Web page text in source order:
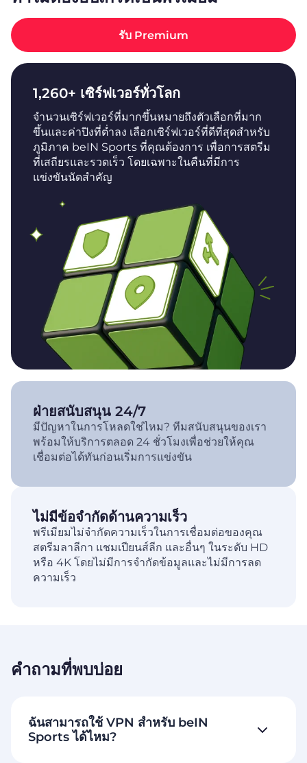
รับ Premium
1,260+ เซิร์ฟเวอร์ทั่วโลก
จำนวนเซิร์ฟเวอร์ที่มากขึ้นหมายถึงตัวเลือกที่มาก
ขึ้นและค่าปิงที่ต่ำลง เลือกเซิร์ฟเวอร์ที่ดีที่สุดสำหรับ
ภูมิภาค beIN Sports ที่คุณต้องการ เพื่อการสตรีม
ที่เสถียรและรวดเร็ว โดยเฉพาะในคืนที่มีการ
แข่งขันนัดสำคัญ
ฝ่ายสนับสนุน 24/7
มีปัญหาในการโหลดใช่ไหม? ทีมสนับสนุนของเรา
พร้อมให้บริการตลอด 24 ชั่วโมงเพื่อช่วยให้คุณ
เชื่อมต่อได้ทันก่อนเริ่มการแข่งขัน
ไม่มีข้อจำกัดด้านความเร็ว
พรีเมียมไม่จำกัดความเร็วในการเชื่อมต่อของคุณ
สตรีมลาลีกา แชมเปียนส์ลีก และอื่นๆ ในระดับ HD
หรือ 4K โดยไม่มีการจำกัดข้อมูลและไม่มีการลด
ความเร็ว
คำถามที่พบบ่อย
ฉันสามารถใช้ VPN สำหรับ beIN
Sports ได้ไหม?